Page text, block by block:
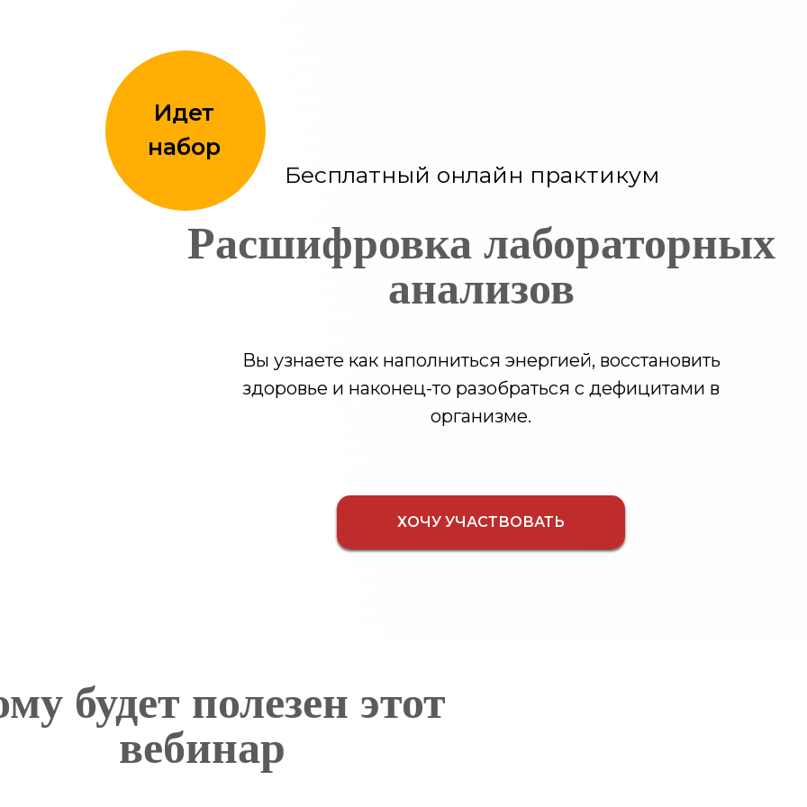
Идет
набор
Расшифровка лабораторных
анализов
Бесплатный онлайн практикум
ХОЧУ УЧАСТВОВАТЬ
Вы узнаете как наполниться энергией, восстановить
здоровье и наконец-то разобраться с дефицитами в
организме.
будет полезен этот
вебинар